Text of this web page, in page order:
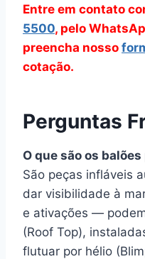
Entre em contato
5500, pelo
preencha nosso
cotação.
Perguntas
O que são os
São peças infláveis
dar visibilidade à
e ativações —
(Roof Top),
flutuar por hélio